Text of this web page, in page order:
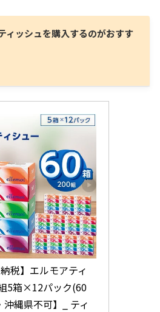
ィッシュを購入するのがおすす
納税】エルモアティ
5箱×12パック(60
縄県不可】_ ティ